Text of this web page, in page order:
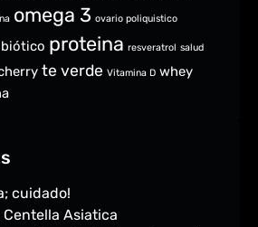
omega 3 ovario poliquistico
proteina resveratrol salud
te verde Vitamina D whey
cuidado!
Asiatica